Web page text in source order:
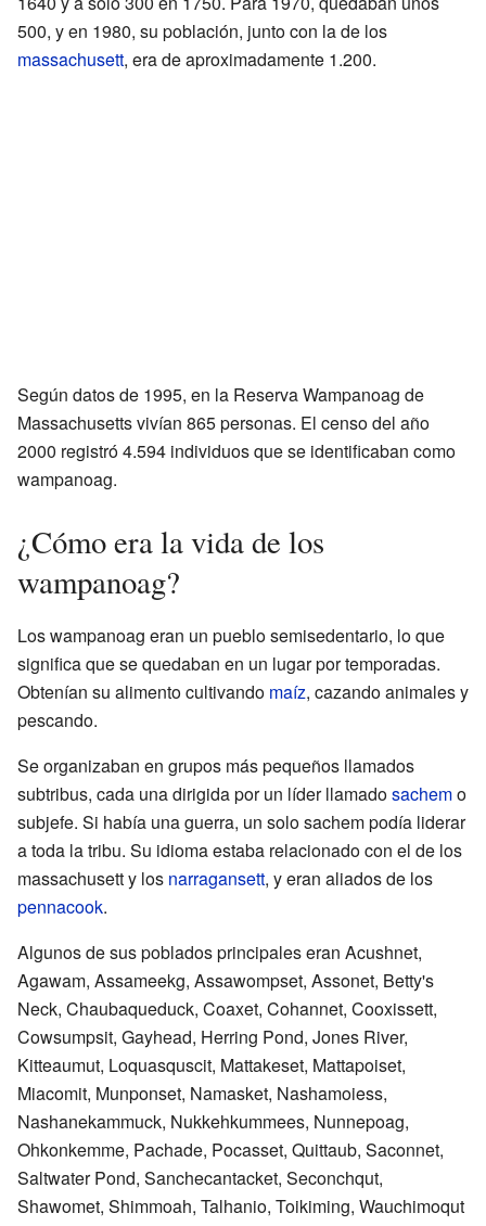
500, y en 1980, su población, junto con la de los
massachusett, era de aproximadamente 1.200.
Según datos de 1995, en la Reserva Wampanoag de
Massachusetts vivían 865 personas. El censo del año
2000 registró 4.594 individuos que se identificaban como
wampanoag.
¿Cómo era la vida de los
wampanoag?
Los wampanoag eran un pueblo semisedentario, lo que
significa que se quedaban en un lugar por temporadas.
Obtenían su alimento cultivando maíz, cazando animales y
pescando.
Se organizaban en grupos más pequeños llamados
subtribus, cada una dirigida por un líder llamadosachemo
subjefe. Si había una guerra, un solo sachem podía liderar
a toda la tribu. Su idioma estaba relacionado con el de los
massachusett y los narragansett, y eran aliados de los
pennacook.
Algunos de sus poblados principales eran Acushnet,
Agawam, Assameekg, Assawompset, Assonet, Betty's
Neck, Chaubaqueduck, Coaxet, Cohannet, Cooxissett,
Cowsumpsit, Gayhead, Herring Pond, Jones River,
Kitteaumut, Loquasquscit, Mattakeset, Mattapoiset,
Miacomit, Munponset, Namasket, Nashamoiess,
Nashanekammuck, Nukkehkummees, Nunnepoag,
Ohkonkemme, Pachade, Pocasset, Quittaub, Saconnet,
Saltwater Pond, Sanchecantacket, Seconchqut,
Shawomet, Shimmoah, Talhanio, Toikiming, Wauchimoqut